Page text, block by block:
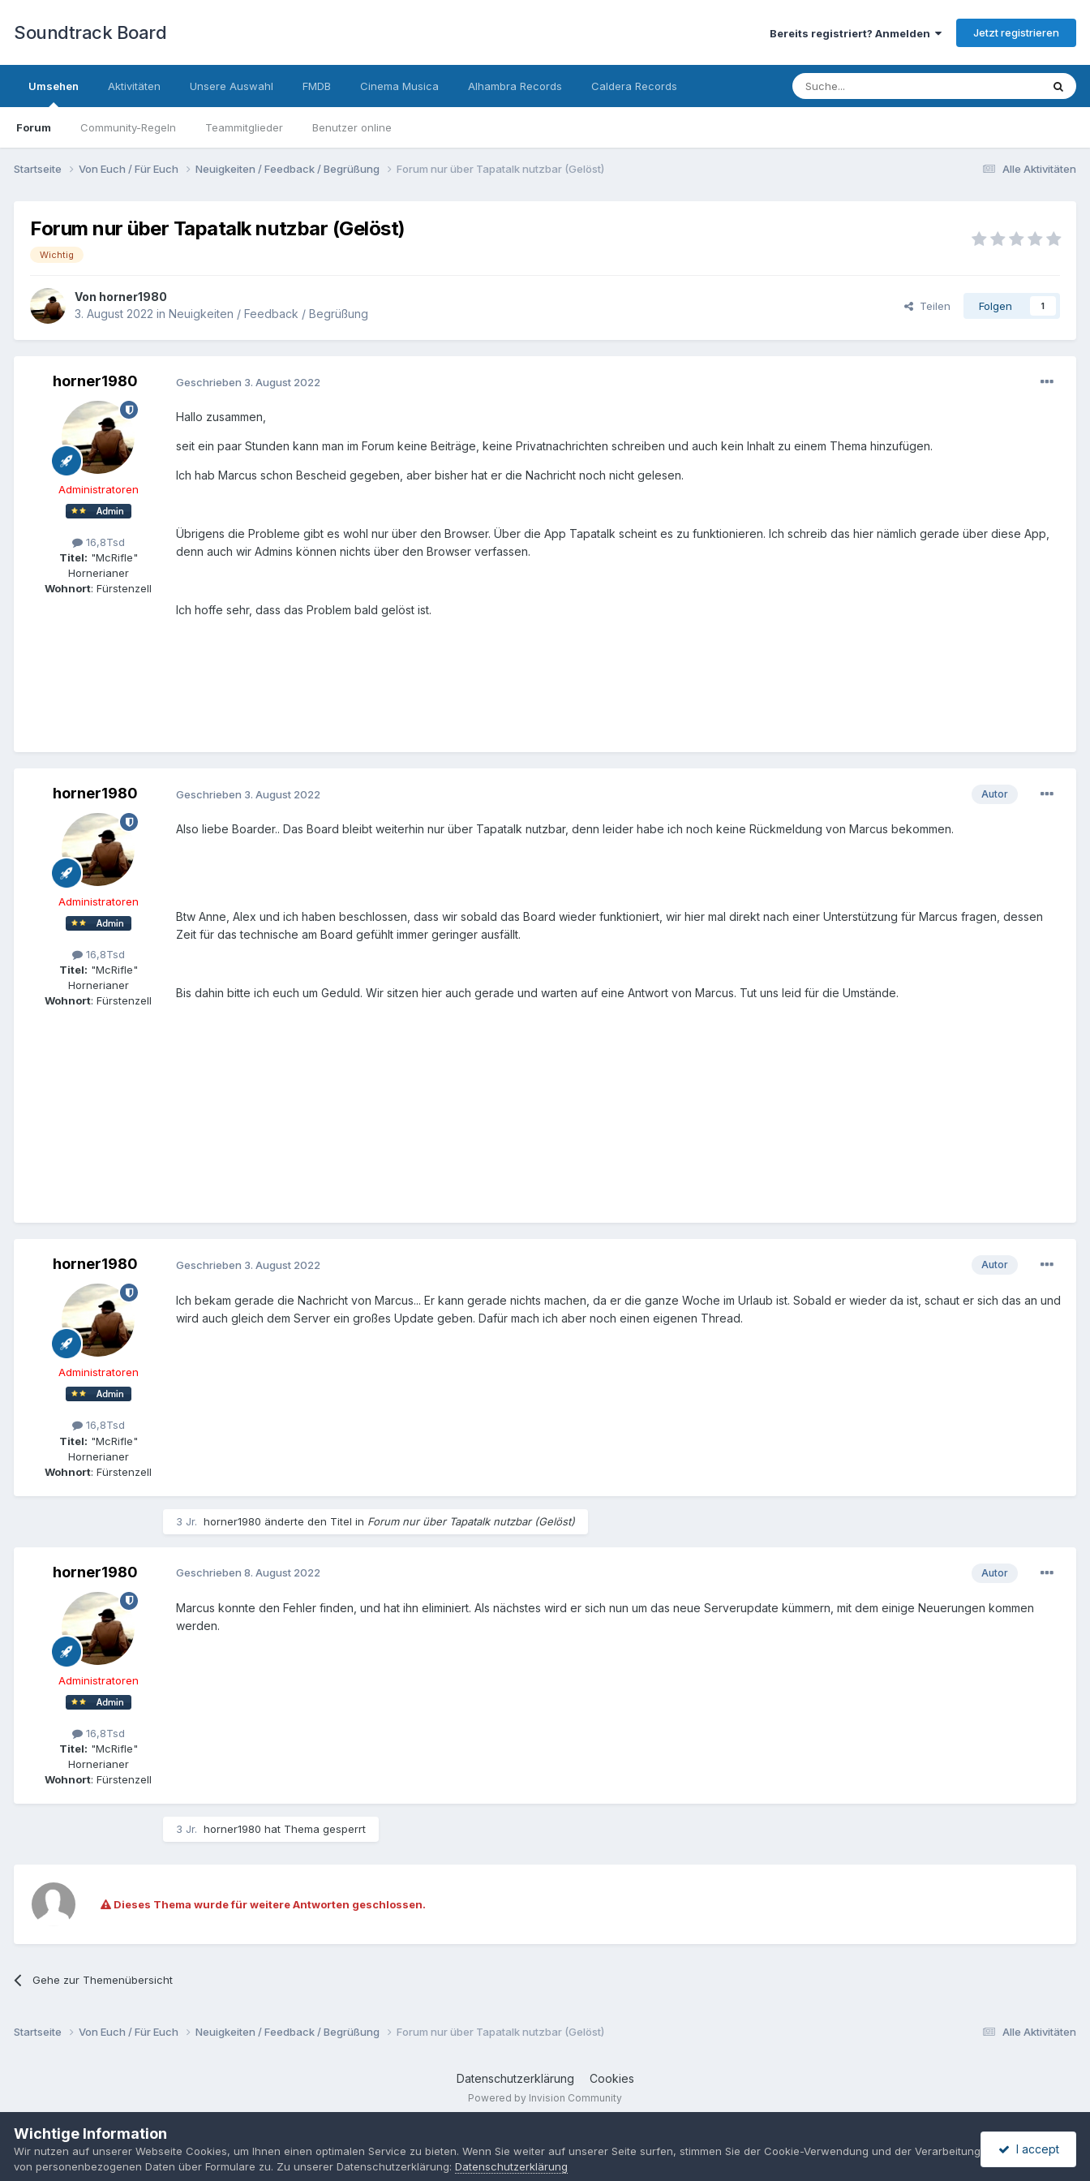
Soundtrack Board Bereits registriert? Anmelden Jetzt registrieren
Umsehen
Forum Community-Regeln Teammitglieder Benutzer online
Aktivitäten Unsere Auswahl FMDB Cinema Musica Alhambra Records Caldera Records
Alle Aktivitäten
Startseite Von Euch / Für Euch Neuigkeiten / Feedback / Begrüßung Forum nur über Tapatalk nutzbar (Gelöst)
Forum nur über Tapatalk nutzbar (Gelöst)
Wichtig
Von horner1980
3. August 2022 in Neuigkeiten / Feedback / Begrüßung
Teilen Folgen 1
horner1980
Administratoren
16,8Tsd
Titel: "McRifle"
Hornerianer
Wohnort: Fürstenzell
Geschrieben 3. August 2022
Hallo zusammen,
seit ein paar Stunden kann man im Forum keine Beiträge, keine Privatnachrichten schreiben und auch kein Inhalt zu einem Thema hinzufügen.
Ich hab Marcus schon Bescheid gegeben, aber bisher hat er die Nachricht noch nicht gelesen.
Übrigens die Probleme gibt es wohl nur über den Browser. Über die App Tapatalk scheint es zu funktionieren. Ich schreib das hier nämlich gerade über diese App,
denn auch wir Admins können nichts über den Browser verfassen.
Ich hoffe sehr, dass das Problem bald gelöst ist.
horner1980
Administratoren
16,8Tsd
Titel: "McRifle"
Hornerianer
Wohnort: Fürstenzell
Autor
Geschrieben 3. August 2022
Also liebe Boarder.. Das Board bleibt weiterhin nur über Tapatalk nutzbar, denn leider habe ich noch keine Rückmeldung von Marcus bekommen.
Btw Anne, Alex und ich haben beschlossen, dass wir sobald das Board wieder funktioniert, wir hier mal direkt nach einer Unterstützung für Marcus fragen, dessen
Zeit für das technische am Board gefühlt immer geringer ausfällt.
Bis dahin bitte ich euch um Geduld. Wir sitzen hier auch gerade und warten auf eine Antwort von Marcus. Tut uns leid für die Umstände.
horner1980
Administratoren
16,8Tsd
Titel: "McRifle"
Hornerianer
Wohnort: Fürstenzell
Autor
Geschrieben 3. August 2022
Ich bekam gerade die Nachricht von Marcus... Er kann gerade nichts machen, da er die ganze Woche im Urlaub ist. Sobald er wieder da ist, schaut er sich das an und
wird auch gleich dem Server ein großes Update geben. Dafür mach ich aber noch einen eigenen Thread.
3 Jr. horner1980 änderte den Titel in Forum nur über Tapatalk nutzbar (Gelöst)
horner1980
Administratoren
16,8Tsd
Titel: "McRifle"
Hornerianer
Wohnort: Fürstenzell
Autor
Geschrieben 8. August 2022
Marcus konnte den Fehler finden, und hat ihn eliminiert. Als nächstes wird er sich nun um das neue Serverupdate kümmern, mit dem einige Neuerungen kommen
werden.
3 Jr. horner1980 hat Thema gesperrt
Dieses Thema wurde für weitere Antworten geschlossen.
Gehe zur Themenübersicht
Alle Aktivitäten
Startseite Von Euch / Für Euch Neuigkeiten / Feedback / Begrüßung Forum nur über Tapatalk nutzbar (Gelöst)
Datenschutzerklärung Cookies
Powered by Invision Community
Wichtige Information
Wir nutzen auf unserer Webseite Cookies, um Ihnen einen optimalen Service zu bieten. Wenn Sie weiter auf unserer Seite surfen, stimmen Sie der Cookie-Verwendung und der Verarbeitung
von personenbezogenen Daten über Formulare zu. Zu unserer Datenschutzerklärung: Datenschutzerklärung
I accept